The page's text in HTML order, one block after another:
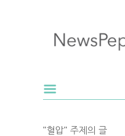
"혈압" 주제의 글